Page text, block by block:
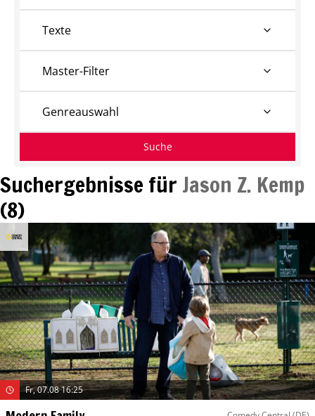
Suchergebnisse für Jason Z. Kemp
(8)
Fr, 07.08 16:25
Texte
Master-Filter
Genreauswahl
Suche